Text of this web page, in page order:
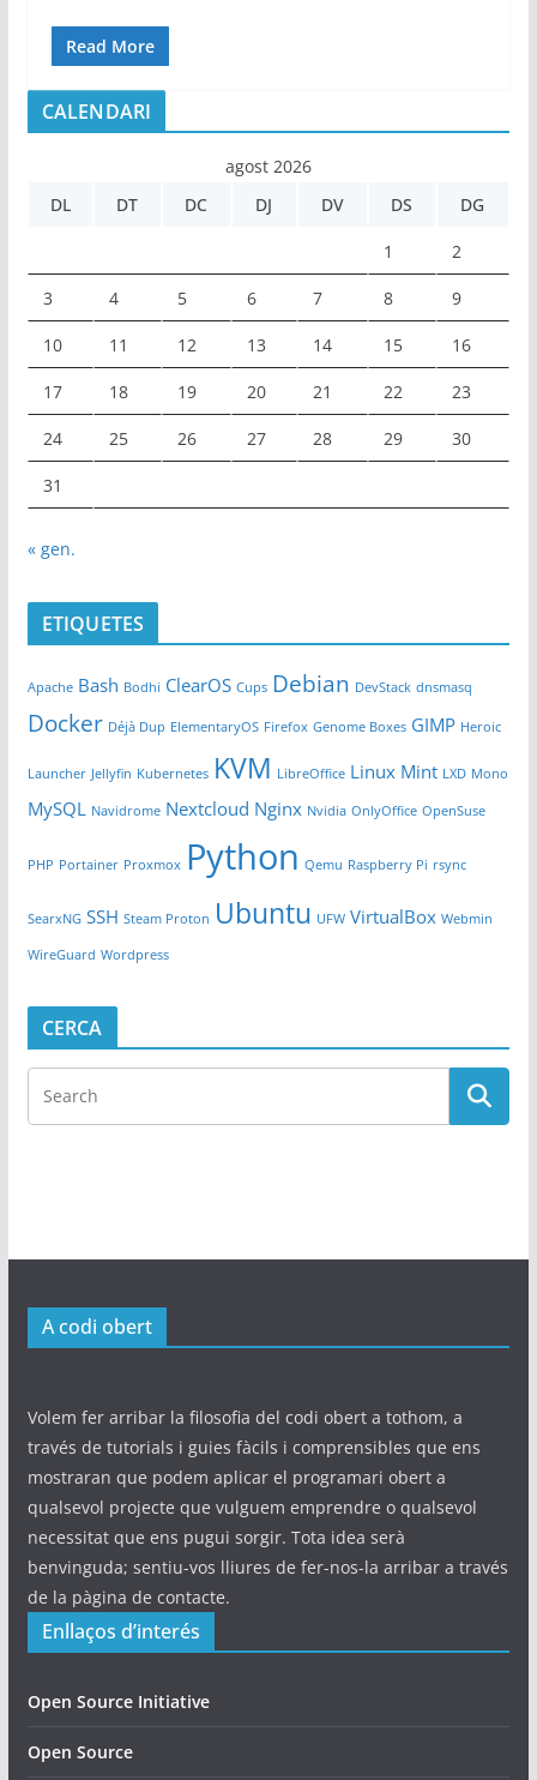
Read More
CALENDARI
agost 2026
DL
DT DC DJ DV DS DG
1 2
3 4 5 6 7 8 9
10 11 12 13 14 15 16
17 18 19 20 21 22 23
24 25 26 27 28 29 30
31
« gen.
ETIQUETES
Apache Bash Bodhi ClearOS Cups Debian DevStack dnsmasq
Docker Déjà Dup ElementaryOS Firefox Genome Boxes GIMP Heroic
Launcher Jellyfin Kubernetes KVM LibreOffice Linux Mint LXD Mono
MySQL Navidrome Nextcloud Nginx Nvidia OnlyOffice OpenSuse
PHP Portainer Proxmox Python Qemu Raspberry Pi rsync
SearxNG SSH Steam Proton Ubuntu UFW VirtualBox Webmin
WireGuard Wordpress
CERCA
A codi obert
Volem fer arribar la filosofia del codi obert a tothom, a
través de tutorials i guies fàcils i comprensibles que ens
mostraran que podem aplicar el programari obert a
qualsevol projecte que vulguem emprendre o qualsevol
necessitat que ens pugui sorgir. Tota idea serà
benvinguda; sentiu-vos lliures de fer-nos-la arribar a través
de la pàgina de contacte.
Enllaços d’interés
Open Source Initiative
Open Source